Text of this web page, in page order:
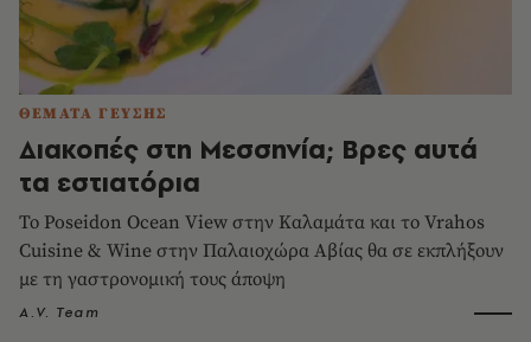
ΘΕΜΑΤΑ ΓΕΥΣΗΣ
Διακοπές στη Μεσσηνία; Βρες αυτά
τα εστιατόρια
Το Poseidon Ocean View στην Καλαμάτα και το Vrahos
Cuisine & Wine στην Παλαιοχώρα Αβίας θα σε εκπλήξουν
με τη γαστρονομική τους άποψη
A.V. Team